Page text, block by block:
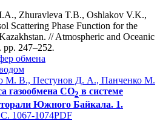
Zhuravleva T.B., Oshlakov V.K.,
Scattering Phase Function for the
// Atmospheric and Oceanic
pp. 247–252.
обмена
М. В., Пестунов Д. А., Панченко М.
газообмена СО2 в системе
Южного Байкала. 1.
1067-1074PDF